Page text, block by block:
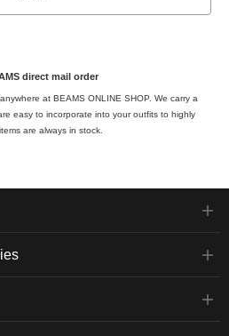
direct mail order
at BEAMS ONLINE SHOP. We carry a
easy to incorporate into your outfits to highly
are always in stock.